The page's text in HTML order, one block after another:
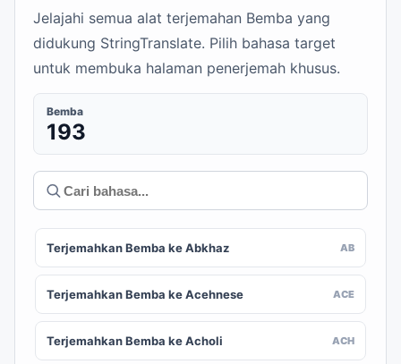
Jelajahi semua alat terjemahan Bemba yang
didukung StringTranslate. Pilih bahasa target
untuk membuka halaman penerjemah khusus.
Bemba
193
Terjemahkan Bemba ke Abkhaz AB
Terjemahkan Bemba ke Acehnese ACE
Terjemahkan Bemba ke Acholi ACH